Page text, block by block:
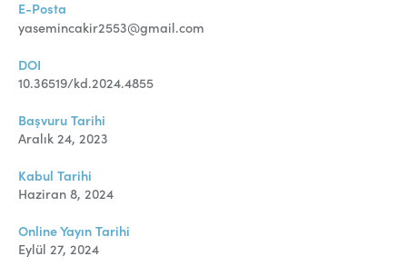
E-Posta
yasemincakir2553@gmail.com
DOI
10.36519/kd.2024.4855
Başvuru Tarihi
Aralık 24, 2023
Kabul Tarihi
Haziran 8, 2024
Online Yayın Tarihi
Eylül 27, 2024